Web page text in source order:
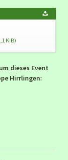
KiB)
dieses Event
Hirrlingen: